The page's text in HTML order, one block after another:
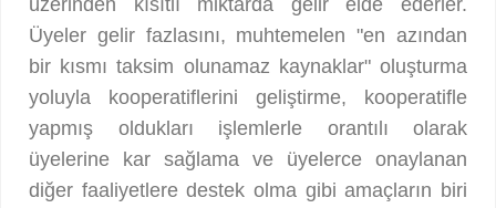
Üyeler gelir fazlasını, muhtemelen "en azından
bir kısmı taksim olunamaz kaynaklar" oluşturma
yoluyla kooperatiflerini geliştirme, kooperatifle
yapmış oldukları işlemlerle orantılı olarak
üyelerine kar sağlama ve üyelerce onaylanan
diğer faaliyetlere destek olma gibi amaçların biri